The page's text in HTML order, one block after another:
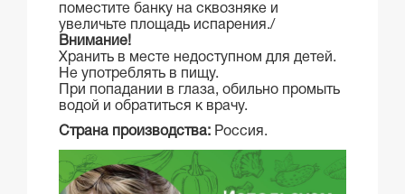
поместите банку на сквозняке и
увеличьте площадь испарения./
Внимание!
Хранить в месте недоступном для детей.
Не употреблять в пищу.
При попадании в глаза, обильно промыть
водой и обратиться к врачу.
Страна производства: Россия.